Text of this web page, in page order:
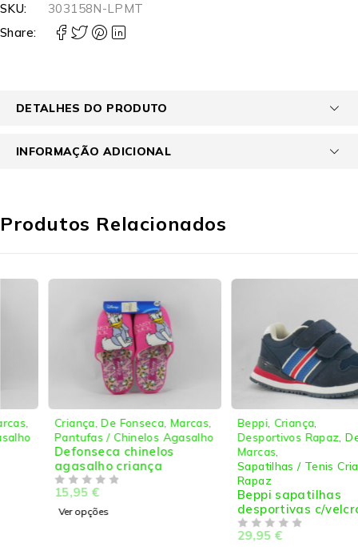
SKU:
303158N-LPMT
Share:
DETALHES DO PRODUTO
INFORMAÇÃO ADICIONAL
Produtos Relacionados
Criança De Fonseca ,Marcas,
Pantufas / Chinelos Agasalho
Defonseca chinelos
agasalho criança
Ver opções
Beppi Criança,
Desportivos Rapaz,Desporto,
Sapatilhas / Tenis Criança
Beppi sapatilhas
desportivas c/velcro